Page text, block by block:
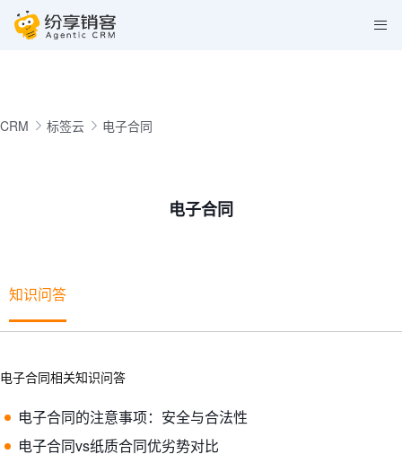
CRM 标签云 电子合同
电子合同
知识问答
电子合同相关知识问答
电子合同的注意事项：安全与合法性
电子合同vs纸质合同优劣势对比